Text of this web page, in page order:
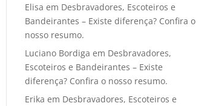
Elisa em Desbravadores, Escoteiros e
Bandeirantes – Existe diferença? Confira o
nosso resumo.
Luciano Bordiga em Desbravadores,
Escoteiros e Bandeirantes – Existe
diferença? Confira o nosso resumo.
Erika em Desbravadores, Escoteiros e